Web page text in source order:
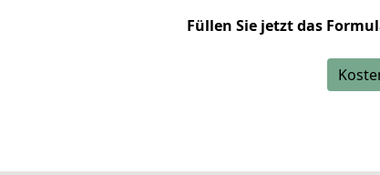
Füllen Sie jetzt das